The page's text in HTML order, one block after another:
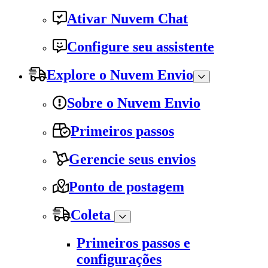
Ativar Nuvem Chat
Configure seu assistente
Explore o Nuvem Envio
Sobre o Nuvem Envio
Primeiros passos
Gerencie seus envios
Ponto de postagem
Coleta
Primeiros passos e
configurações